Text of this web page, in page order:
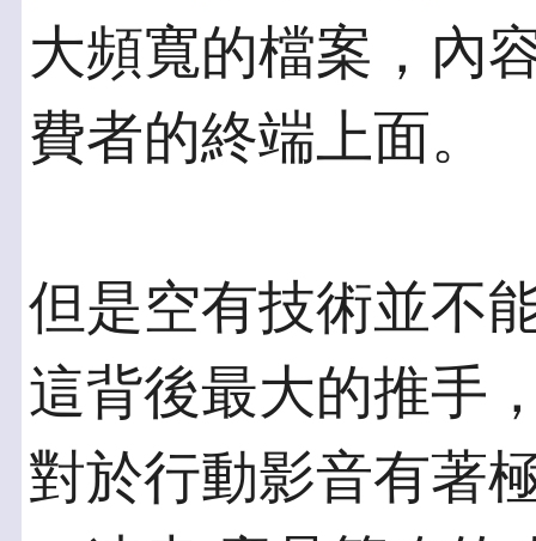
大頻寬的檔案，內
費者的終端上面。
但是空有技術並不
這背後最大的推手
對於行動影音有著